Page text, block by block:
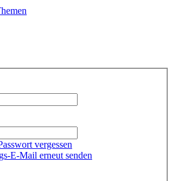
vergessen
E-Mail erneut senden